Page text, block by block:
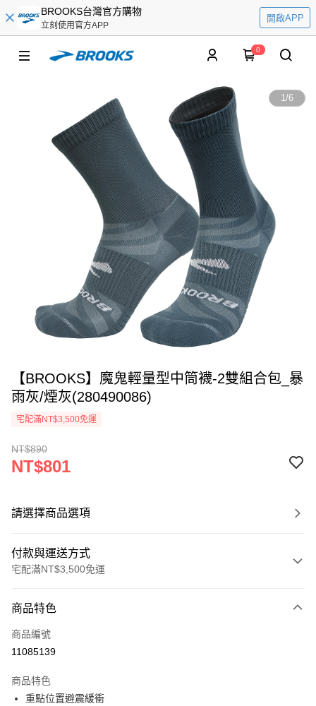
BROOKS台灣官方購物
立刻使用官方APP
開啟APP
0
1/6
【BROOKS】魔鬼輕量型中筒襪-2雙組合包_暴
雨灰/煙灰(280490086)
宅配滿NT$3,500免運
NT$890
NT$801
請選擇商品選項
付款與運送方式
宅配滿NT$3,500免運
信用卡一次付款
ATM付款
運送方式
宅配
商品特色
商品編號
11085139
商品特色
重點位置避震緩衝